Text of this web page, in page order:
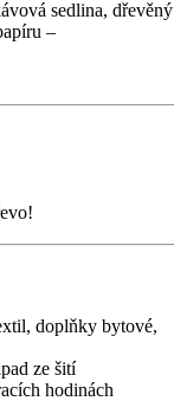
sedlina, dřevěný
–
doplňky bytové,
ze šití
hodinách